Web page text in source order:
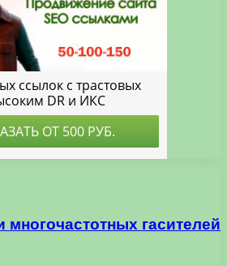
многочастотных гасителей